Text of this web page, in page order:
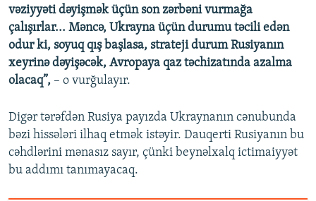
vəziyyəti dəyişmək üçün son zərbəni vurmağa
çalışırlar... Məncə, Ukrayna üçün durumu təcili edən
odur ki, soyuq qış başlasa, strateji durum Rusiyanın
xeyrinə dəyişəcək, Avropaya qaz təchizatında azalma
olacaq”, – o vurğulayır.
Digər tərəfdən Rusiya payızda Ukraynanın cənubunda
bəzi hissələri ilhaq etmək istəyir. Dauqerti Rusiyanın bu
cəhdlərini mənasız sayır, çünki beynəlxalq ictimaiyyət
bu addımı tanımayacaq.